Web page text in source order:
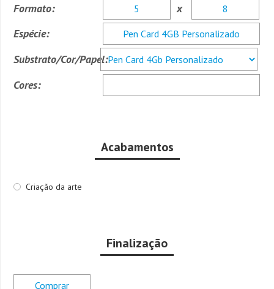
Formato:
x
Espécie:
Substrato/Cor/Papel:
Cores:
Acabamentos
Criação da arte
Finalização
Comprar